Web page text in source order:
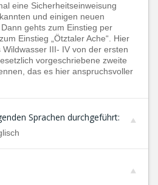
eine Sicherheitseinweisung
und einigen neuen
gehts zum Einstieg per
Einstieg „Ötztaler Ache“. Hier
III- IV von der ersten
vorgeschriebene zweite
das es hier anspruchsvoller
Sprachen durchgeführt: